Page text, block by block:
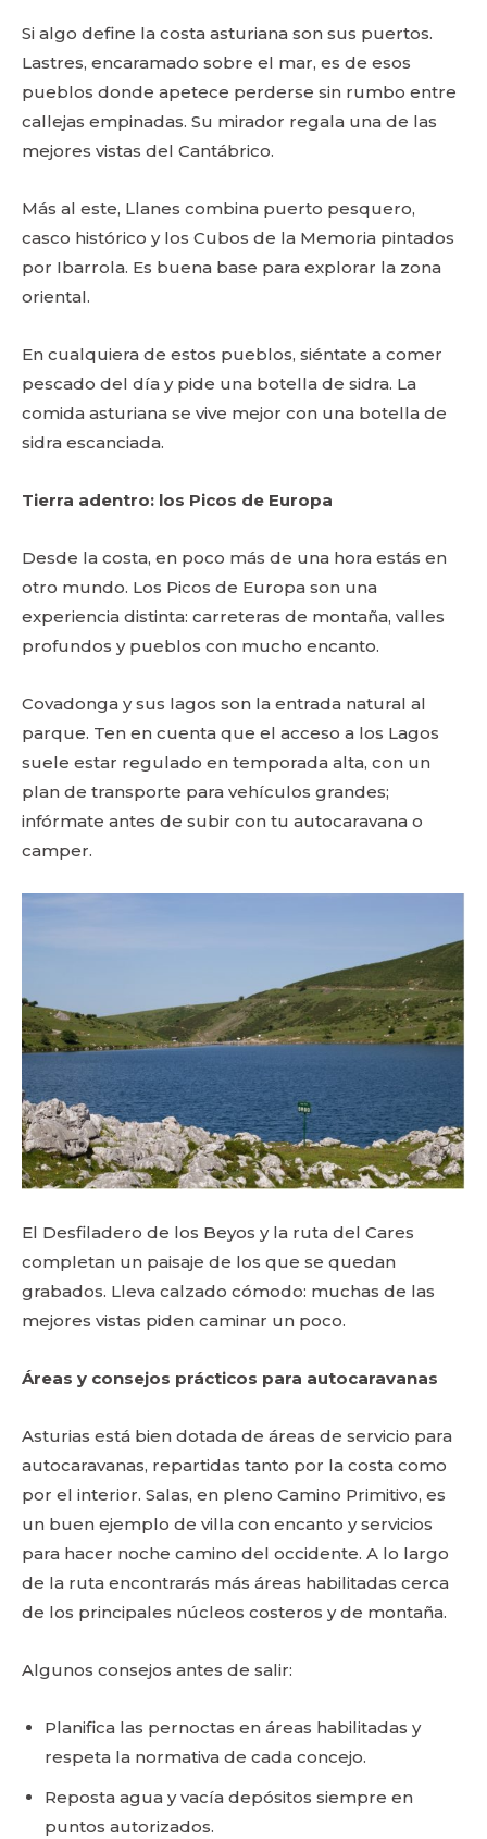
Si algo define la costa asturiana son sus puertos.
Lastres, encaramado sobre el mar, es de esos
pueblos donde apetece perderse sin rumbo entre
callejas empinadas. Su mirador regala una de las
mejores vistas del Cantábrico.
Más al este, Llanes combina puerto pesquero,
casco histórico y los Cubos de la Memoria pintados
por Ibarrola. Es buena base para explorar la zona
oriental.
En cualquiera de estos pueblos, siéntate a comer
pescado del día y pide una botella de sidra. La
comida asturiana se vive mejor con una botella de
sidra escanciada.
Tierra adentro: los Picos de Europa
Desde la costa, en poco más de una hora estás en
otro mundo. Los Picos de Europa son una
experiencia distinta: carreteras de montaña, valles
profundos y pueblos con mucho encanto.
Covadonga y sus lagos son la entrada natural al
parque. Ten en cuenta que el acceso a los Lagos
suele estar regulado en temporada alta, con un
plan de transporte para vehículos grandes;
infórmate antes de subir con tu autocaravana o
camper.
El Desfiladero de los Beyos y la ruta del Cares
completan un paisaje de los que se quedan
grabados. Lleva calzado cómodo: muchas de las
mejores vistas piden caminar un poco.
Áreas y consejos prácticos para autocaravanas
Asturias está bien dotada de áreas de servicio para
autocaravanas, repartidas tanto por la costa como
por el interior. Salas, en pleno Camino Primitivo, es
un buen ejemplo de villa con encanto y servicios
para hacer noche camino del occidente. A lo largo
de la ruta encontrarás más áreas habilitadas cerca
de los principales núcleos costeros y de montaña.
Algunos consejos antes de salir:
Planifica las pernoctas en áreas habilitadas y
respeta la normativa de cada concejo.
Reposta agua y vacía depósitos siempre en
puntos autorizados.